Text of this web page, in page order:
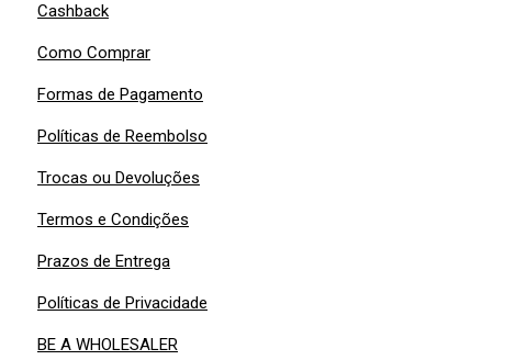
Cashback
Como Comprar
Formas de Pagamento
Políticas de Reembolso
Trocas ou Devoluções
Termos e Condições
Prazos de Entrega
Políticas de Privacidade
BE A WHOLESALER